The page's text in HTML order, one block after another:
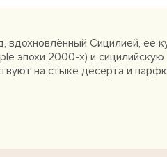
Сицилией, её
эпохи 2000-х) и
на стыке десерта и
стола. Линейка небольшая, но
молоко», «Кокосовый залив».